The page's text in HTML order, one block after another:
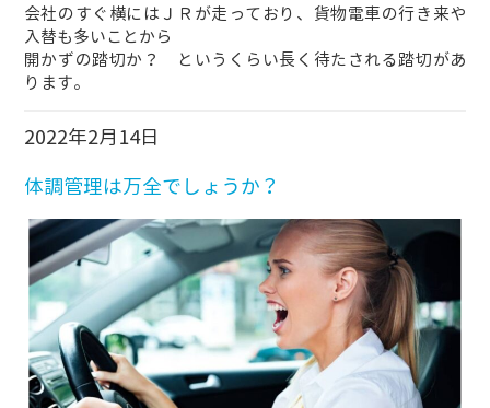
会社のすぐ横にはＪＲが走っており、貨物電車の行き来や
入替も多いことから
開かずの踏切か？ というくらい長く待たされる踏切があ
ります。
2022年2月14日
体調管理は万全でしょうか？